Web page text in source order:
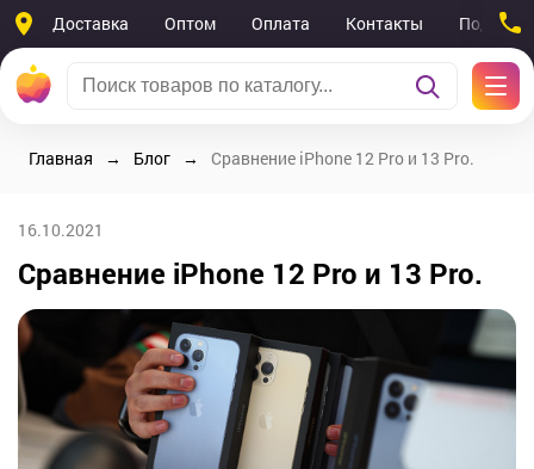
Доставка Оптом Оплата Контакты
Главная Блог Сравнение iPhone 12 Pro и 13 Pro.
16.10.2021
Сравнение iPhone 12 Pro и 13 Pro.